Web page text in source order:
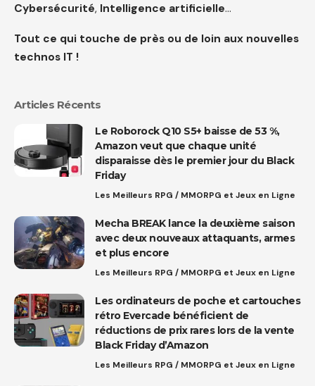
Cybersécurité, Intelligence artificielle…
Tout ce qui touche de près ou de loin aux nouvelles
technos IT !
Articles Récents
Le Roborock Q10 S5+ baisse de 53 %,
Amazon veut que chaque unité
disparaisse dès le premier jour du Black
Friday
Les Meilleurs RPG / MMORPG et Jeux en Ligne
Mecha BREAK lance la deuxième saison
avec deux nouveaux attaquants, armes
et plus encore
Les Meilleurs RPG / MMORPG et Jeux en Ligne
Les ordinateurs de poche et cartouches
rétro Evercade bénéficient de
réductions de prix rares lors de la vente
Black Friday d’Amazon
Les Meilleurs RPG / MMORPG et Jeux en Ligne